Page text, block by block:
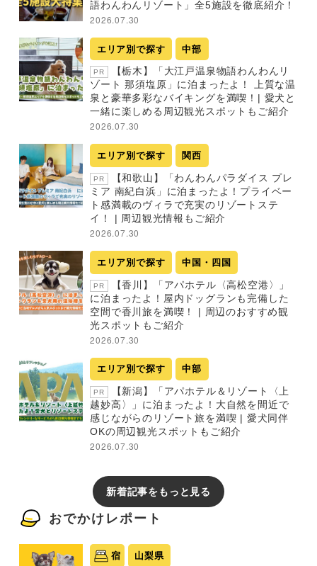
語わんわんリゾート」全5施設を徹底紹介！
2026.07.30
エリア別で探す 中部
PR
【栃木】「大江戸温泉物語わんわんリ
ゾート 那須塩原」に泊まったよ！ 上質な温
泉と豪華多彩なバイキングを満喫！| 愛犬と
一緒に楽しめる周辺観光スポットもご紹介
2026.07.30
エリア別で探す 関西
PR
【和歌山】「わんわんパラダイス プレ
ミア 南紀白浜」に泊まったよ！プライベー
ト感満載のヴィラで充実のリゾートステ
イ！ | 周辺観光情報もご紹介
2026.07.30
エリア別で探す 中国・四国
PR
【香川】「アパホテル〈高松空港〉」
に泊まったよ！屋内ドッグランも完備した
空間で香川旅を満喫！ | 周辺のおすすめ観
光スポットもご紹介
2026.07.30
エリア別で探す 中部
PR
【新潟】「アパホテル＆リゾート〈上
越妙高〉」に泊まったよ！大自然を間近で
感じながらのリゾート旅を満喫 | 愛犬同伴
OKの周辺観光スポットもご紹介
2026.07.30
新着記事をもっと見る
おでかけレポート
宿 山梨県